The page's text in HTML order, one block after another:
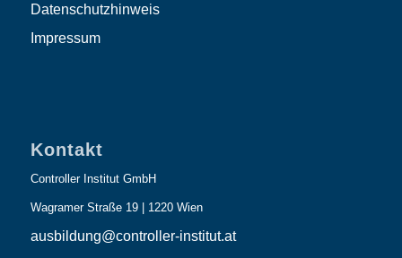
Datenschutzhinweis
Impressum
Kontakt
Controller Institut GmbH
Wagramer Straße 19 | 1220 Wien
ausbildung@controller-institut.at